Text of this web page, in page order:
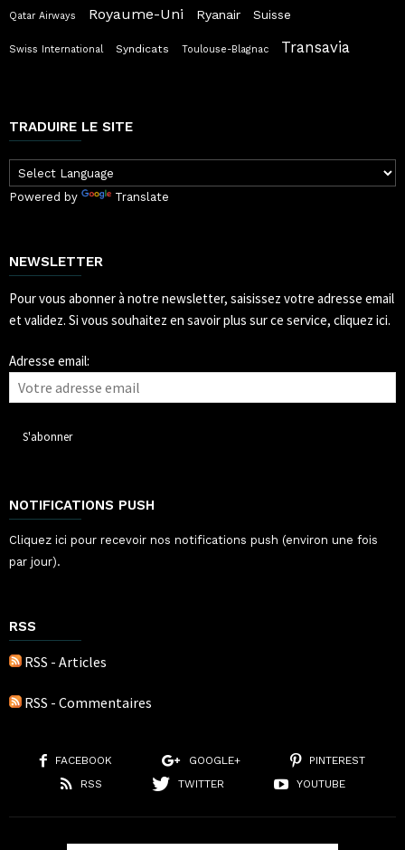
Qatar Airways Royaume-Uni Ryanair Suisse
Swiss International Syndicats Toulouse-Blagnac Transavia
TRADUIRE LE SITE
Powered by Translate
NEWSLETTER
Pour vous abonner à notre newsletter, saisissez votre adresse email
et validez. Si vous souhaitez en savoir plus sur ce service, cliquez ici.
Adresse email:
NOTIFICATIONS PUSH
Cliquez ici pour recevoir nos notifications push (environ une fois
par jour).
RSS
RSS - Articles
RSS - Commentaires
FACEBOOK GOOGLE+
PINTEREST
RSS
TWITTER YOUTUBE